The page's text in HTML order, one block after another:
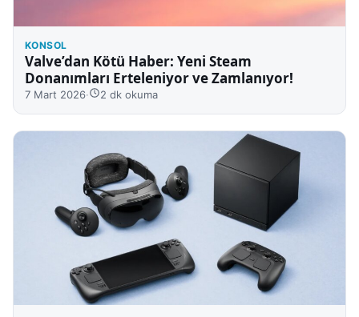
KONSOL
Valve’dan Kötü Haber: Yeni Steam
Donanımları Erteleniyor ve Zamlanıyor!
7 Mart 2026· 2 dk okuma